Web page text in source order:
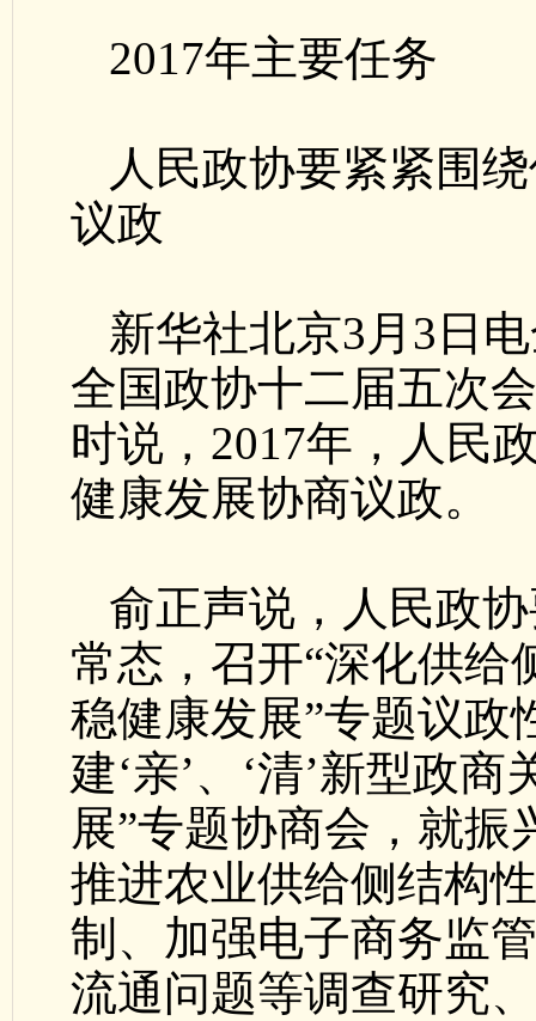
2017年主要任务
人民政协要紧紧围
议政
新华社北京3月3日
全国政协十二届五次
时说，2017年，人民
健康发展协商议政。
俞正声说，人民政
常态，召开“深化供给
稳健康发展”专题议政
建‘亲’、‘清’新型政
展”专题协商会，就
推进农业供给侧结构
制、加强电子商务监
流通问题等调查研究